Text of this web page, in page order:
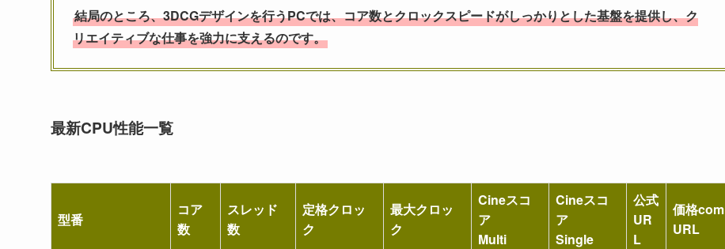
結局のところ、3DCGデザインを行うPCでは、コア数とクロックスピードがしっかりとした基盤を提供し、ク
リエイティブな仕事を強力に支えるのです。
最新CPU性能一覧
型番
コア
数
スレッド
数
定格クロッ
ク
最大クロッ
ク
Cineスコ
ア
Multi
Cineスコ
ア
Single
公式
UR
L
価格com
URL